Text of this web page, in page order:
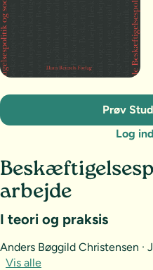
arbejde
I teori og praksis
Anders Bøggild Christensen ·
Vis alle
Prøv
Log